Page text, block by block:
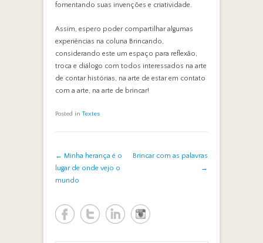
fomentando suas invenções e criatividade.
Assim, espero poder compartilhar algumas
experiências na coluna Brincando,
considerando este um espaço para reflexão,
troca e diálogo com todos interessados na arte
de contar histórias, na arte de estar em contato
com a arte, na arte de brincar!
Posted inTextes
Post navigation
← Minha herança é o
lugar de onde vejo o
mundo
Brincar com as palavras
→